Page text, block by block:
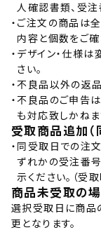
人確認書類、受注
・ ご注文の商品は
内容と個数をご確
・ デザイン・仕様
さい。
・不良品以外の返品
・不良品のご申告
も対応致しかねま
受取商品追加（
・ 同受取日での注
ずれかの受注番
示ください。（受
商品未受取の
選択受取日に商品
更となります。